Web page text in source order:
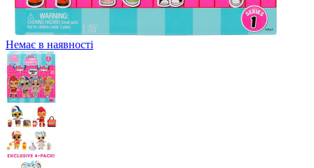
Немає в наявності